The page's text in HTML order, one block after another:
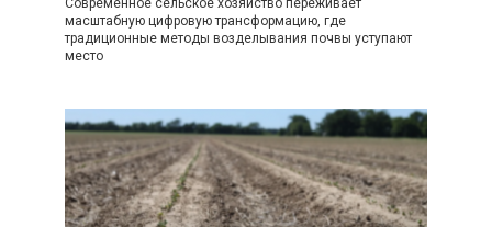
Современное сельское хозяйство переживает
масштабную цифровую трансформацию, где
традиционные методы возделывания почвы уступают
место